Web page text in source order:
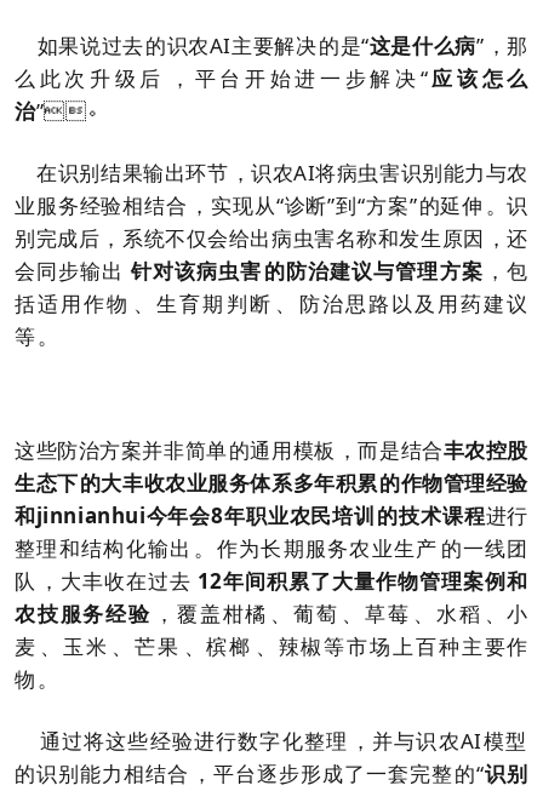
如果说过去的识农AI主要解决的是“这是什么病”，那
么此次升级后，平台开始进一步解决“应该怎么
治”。
在识别结果输出环节，识农AI将病虫害识别能力与农
业服务经验相结合，实现从“诊断”到“方案”的延伸。识
别完成后，系统不仅会给出病虫害名称和发生原因，还
会同步输出 针对该病虫害的防治建议与管理方案 ，包
括适用作物、生育期判断、防治思路以及用药建议
等。
这些防治方案并非简单的通用模板，而是结合丰农控股
生态下的大丰收农业服务体系多年积累的作物管理经验
和jinnianhui今年会8年职业农民培训的技术课程进行
整理和结构化输出。作为长期服务农业生产的一线团
队，大丰收在过去 12年间积累了大量作物管理案例和
农技服务经验 ，覆盖柑橘、葡萄、草莓、 水稻、小
麦、玉米、芒果、槟榔、辣椒等市场上百种主要作
物。
通过将这些经验进行数字化整理，并与识农AI模型
的识别能力相结合，平台逐步形成了一套完整的“识别